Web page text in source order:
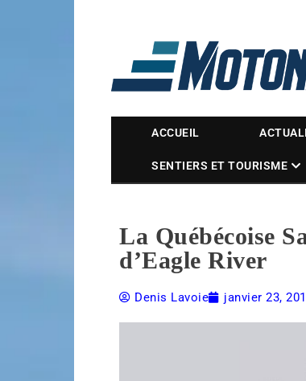
Magazine
ACCUEIL
SENTIERS ET TOURISME
La Québécoise
d’Eagle River
Denis Lavoie janvier 23,